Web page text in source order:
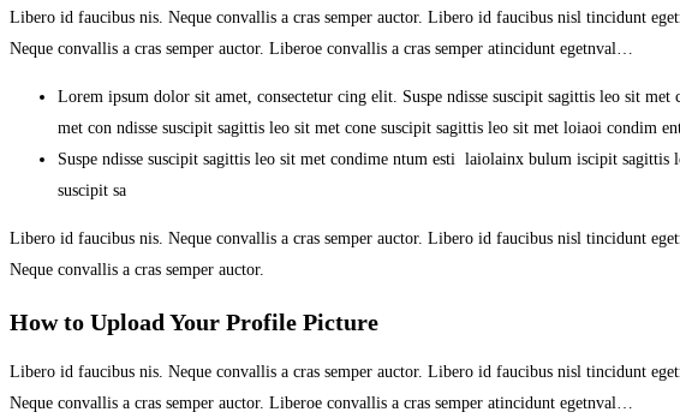
Libero id faucibus nis. Neque convallis a cras semper auctor. Libero id faucibus nisl tincidunt
Neque convallis a cras semper auctor. Liberoe convallis a cras semper atincidunt egetnval…
Lorem ipsum dolor sit amet, consectetur cing elit. Suspe ndisse suscipit sagittis leo sit
met con ndisse suscipit sagittis leo sit met cone suscipit sagittis leo sit met loiaoi condim
Suspe ndisse suscipit sagittis leo sit met condime ntum esti laiolainx bulum iscipit sagittis
suscipit sa
Libero id faucibus nis. Neque convallis a cras semper auctor. Libero id faucibus nisl tincidunt
Neque convallis a cras semper auctor.
How to Upload Your Profile Picture
Libero id faucibus nis. Neque convallis a cras semper auctor. Libero id faucibus nisl tincidunt
Neque convallis a cras semper auctor. Liberoe convallis a cras semper atincidunt egetnval…